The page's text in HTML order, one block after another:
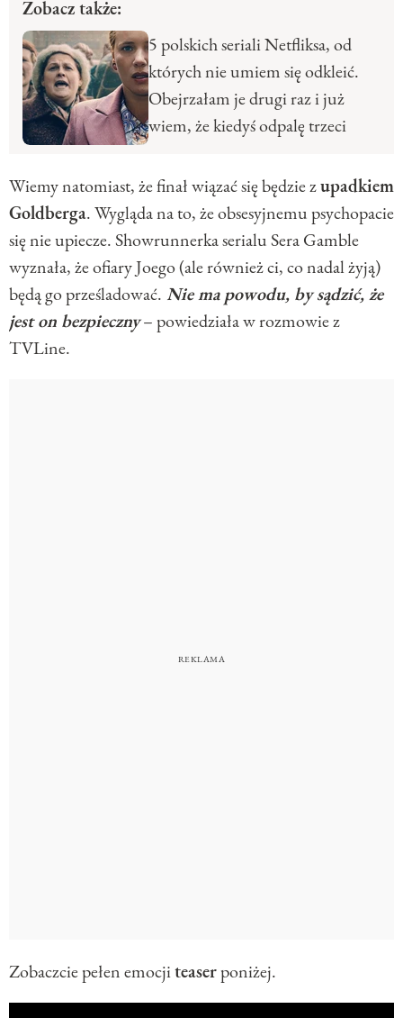
Zobacz także:
5 polskich seriali Netfliksa, od
których nie umiem się odkleić.
Obejrzałam je drugi raz i już
wiem, że kiedyś odpalę trzeci
Wiemy natomiast, że finał wiązać się będzie zupadkiem
Goldberga. Wygląda na to, że obsesyjnemu psychopacie
się nie upiecze. Showrunnerka serialu Sera Gamble
wyznała, że ofiary Joego (ale również ci, co nadal żyją)
będą go prześladować. Nie ma powodu, by sądzić, że
jest on bezpieczny– powiedziała w rozmowie z
TVLine.
Zobaczcie pełen emocjiteaserponiżej.